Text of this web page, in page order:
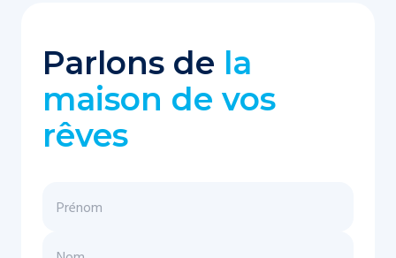
Parlons de la
maison de vos
rêves